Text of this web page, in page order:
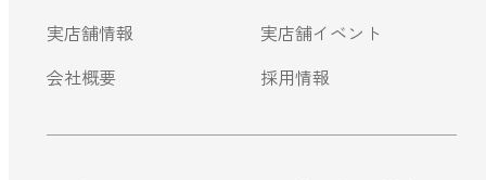
実店舗情報
実店舗イベント
会社概要
採用情報